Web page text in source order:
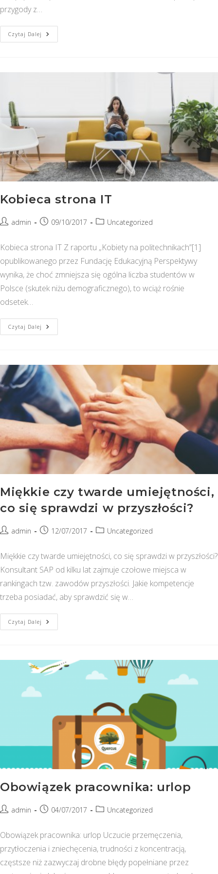
przygody z…
Czytaj Dalej Ścieżka
Poznania
Kobieca strona IT
Postadmin
Post09/10/2017
PostUncategorized
Kobieca strona IT Z raportu „Kobiety na politechnikach”[1]
opublikowanego przez Fundację Edukacyjną Perspektywy
wynika, że choć zmniejsza się ogólna liczba studentów w
Polsce (skutek niżu demograficznego), to wciąż rośnie
odsetek…
Czytaj Dalej Kobieca
Strona
Miękkie czy twarde umiejętności,
co się sprawdzi w przyszłości?
Postadmin
Post12/07/2017
PostUncategorized
Miękkie czy twarde umiejętności, co się sprawdzi w przyszłości?
Konsultant SAP od kilku lat zajmuje czołowe miejsca w
rankingach tzw. zawodów przyszłości. Jakie kompetencje
trzeba posiadać, aby sprawdzić się w…
Czytaj Dalej Miękkie
Czy
Sprawdzi
W
Przyszłości?
Obowiązek pracownika: urlop
Postadmin
Post04/07/2017
PostUncategorized
Obowiązek pracownika: urlop Uczucie przemęczenia,
przytłoczenia i zniechęcenia, trudności z koncentracją,
częstsze niż zazwyczaj drobne błędy popełniane przez